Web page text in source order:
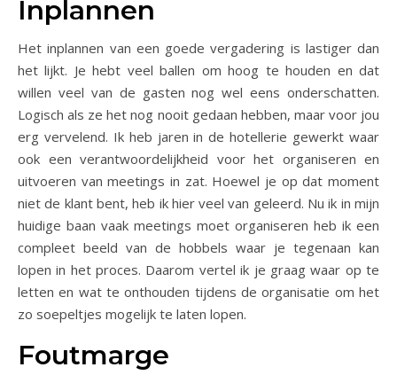
Inplannen
Het inplannen van een goede vergadering is lastiger dan
het lijkt. Je hebt veel ballen om hoog te houden en dat
willen veel van de gasten nog wel eens onderschatten.
Logisch als ze het nog nooit gedaan hebben, maar voor jou
erg vervelend. Ik heb jaren in de hotellerie gewerkt waar
ook een verantwoordelijkheid voor het organiseren en
uitvoeren van meetings in zat. Hoewel je op dat moment
niet de klant bent, heb ik hier veel van geleerd. Nu ik in mijn
huidige baan vaak meetings moet organiseren heb ik een
compleet beeld van de hobbels waar je tegenaan kan
lopen in het proces. Daarom vertel ik je graag waar op te
letten en wat te onthouden tijdens de organisatie om het
zo soepeltjes mogelijk te laten lopen.
Foutmarge